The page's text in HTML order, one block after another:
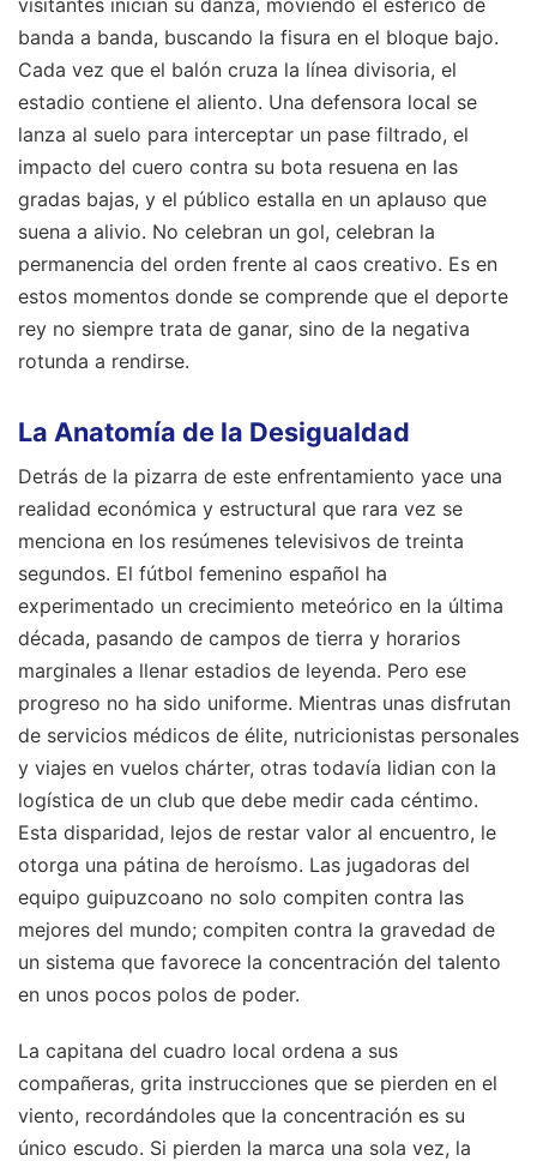
banda a banda, buscando la fisura en el bloque bajo.
Cada vez que el balón cruza la línea divisoria, el
estadio contiene el aliento. Una defensora local se
lanza al suelo para interceptar un pase filtrado, el
impacto del cuero contra su bota resuena en las
gradas bajas, y el público estalla en un aplauso que
suena a alivio. No celebran un gol, celebran la
permanencia del orden frente al caos creativo. Es en
estos momentos donde se comprende que el deporte
rey no siempre trata de ganar, sino de la negativa
rotunda a rendirse.
La Anatomía de la Desigualdad
Detrás de la pizarra de este enfrentamiento yace una
realidad económica y estructural que rara vez se
menciona en los resúmenes televisivos de treinta
segundos. El fútbol femenino español ha
experimentado un crecimiento meteórico en la última
década, pasando de campos de tierra y horarios
marginales a llenar estadios de leyenda. Pero ese
progreso no ha sido uniforme. Mientras unas disfrutan
de servicios médicos de élite, nutricionistas personales
y viajes en vuelos chárter, otras todavía lidian con la
logística de un club que debe medir cada céntimo.
Esta disparidad, lejos de restar valor al encuentro, le
otorga una pátina de heroísmo. Las jugadoras del
equipo guipuzcoano no solo compiten contra las
mejores del mundo; compiten contra la gravedad de
un sistema que favorece la concentración del talento
en unos pocos polos de poder.
La capitana del cuadro local ordena a sus
compañeras, grita instrucciones que se pierden en el
viento, recordándoles que la concentración es su
único escudo. Si pierden la marca una sola vez, la